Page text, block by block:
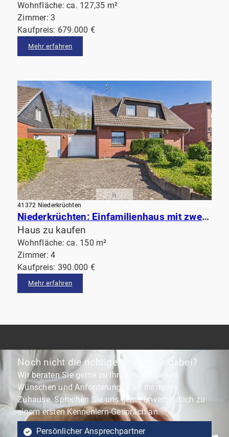
Wohnfläche: ca. 127,35 m²
Zimmer: 3
Kaufpreis: 679.000 €
Mehr erfahren
41372 Niederkrüchten
Niederkrüchten: Einfamilienhaus mit zwei Garagen und großem Grundstück am Waldrand
Haus zu kaufen
Wohnfläche: ca. 150 m²
Zimmer: 4
Kaufpreis: 390.000 €
Mehr erfahren
Noch nicht die richtige Immobilie dabei?
Wir beraten Sie gerne zu Ihren individuellen
Wünschen und Anforderungen an Ihr neues
Zuhause. Sprechen Sie uns gerne unverbindlich zu
einem ersten Kennenlern-Gespräch an.
Persönlicher Ansprechpartner